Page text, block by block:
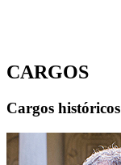
CARGOS
Cargos históricos